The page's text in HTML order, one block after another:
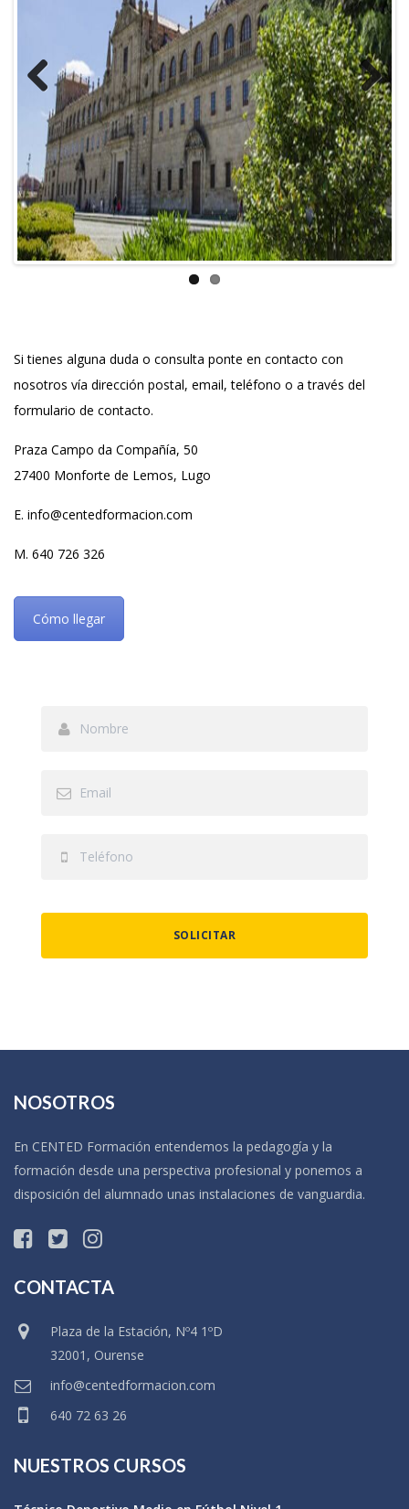
Previous Next
Si tienes alguna duda o consulta ponte en contacto con
nosotros vía dirección postal, email, teléfono o a través del
formulario de contacto.
Praza Campo da Compañía, 50
27400 Monforte de Lemos, Lugo
E. info@centedformacion.com
M. 640 726 326
Cómo llegar
SOLICITAR
NOSOTROS
En CENTED Formación entendemos la pedagogía y la
formación desde una perspectiva profesional y ponemos a
disposición del alumnado unas instalaciones de vanguardia.
CONTACTA
Plaza de la Estación, Nº4 1ºD
32001, Ourense
info@centedformacion.com
640 72 63 26
NUESTROS CURSOS